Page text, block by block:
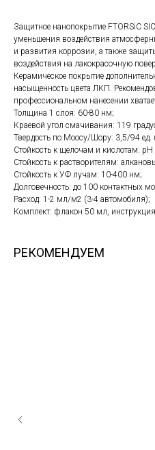
Защитное нанопокрытие FTORSiC
уменьшения воздействия
и развития коррозии, а также
воздействия на лакокрасочную
Керамическое покрытие
насыщенность цвета ЛКП.
профессиональном нанесении
Толщина 1 слоя: 60-80 нм;
Краевой угол смачивания: 119
Твердость по Моосу/Шору: 3,5/94 ед.
Стойкость к щелочам и кислотам: pH
Стойкость к растворителям:
Стойкость к УФ лучам: 10-400 нм;
Долговечность: до 100 контактных
Расход: 1-2 мл/м2 (3-4 автомобиля);
Комплект: флакон 50 мл,
РЕКОМЕНДУЕМ